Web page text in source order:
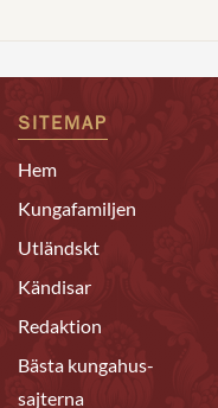
SITEMAP
Hem
Kungafamiljen
Utländskt
Kändisar
Redaktion
Bästa kungahus-
sajterna